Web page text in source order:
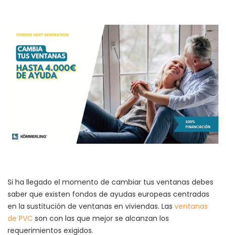
Si ha llegado el momento de cambiar tus ventanas debes
saber que existen fondos de ayudas europeas centradas
en la sustitución de ventanas en viviendas. Las ventanas
de PVC son con las que mejor se alcanzan los
requerimientos exigidos.